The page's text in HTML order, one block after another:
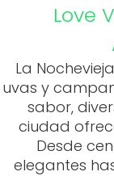
Love
La
uvas y
sabor,
ciudad
Desde
elegantes